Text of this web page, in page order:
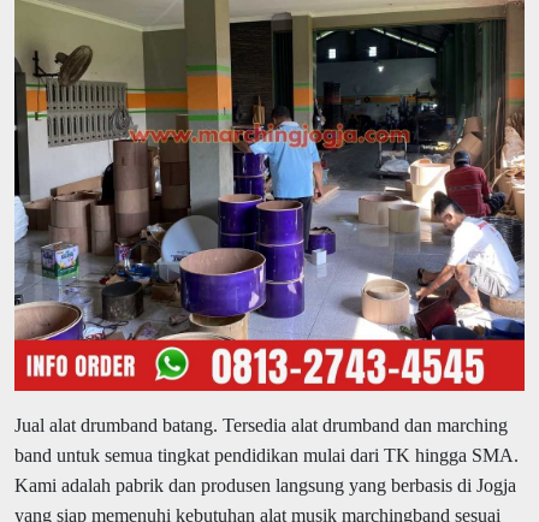
Jual alat drumband batang. Tersedia alat drumband dan marching
band untuk semua tingkat pendidikan mulai dari TK hingga SMA.
Kami adalah pabrik dan produsen langsung yang berbasis di Jogja
yang siap memenuhi kebutuhan alat musik marchingband sesuai